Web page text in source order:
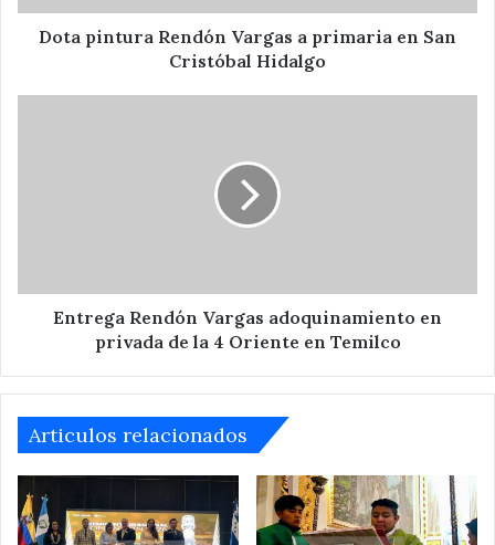
Cristóbal
Hidalgo
Dota pintura Rendón Vargas a primaria en San
Cristóbal Hidalgo
4
OrienteEntrega Rendón Vargas adoquinamiento en
privada de la 4 Oriente en Temilco
Articulos relacionados